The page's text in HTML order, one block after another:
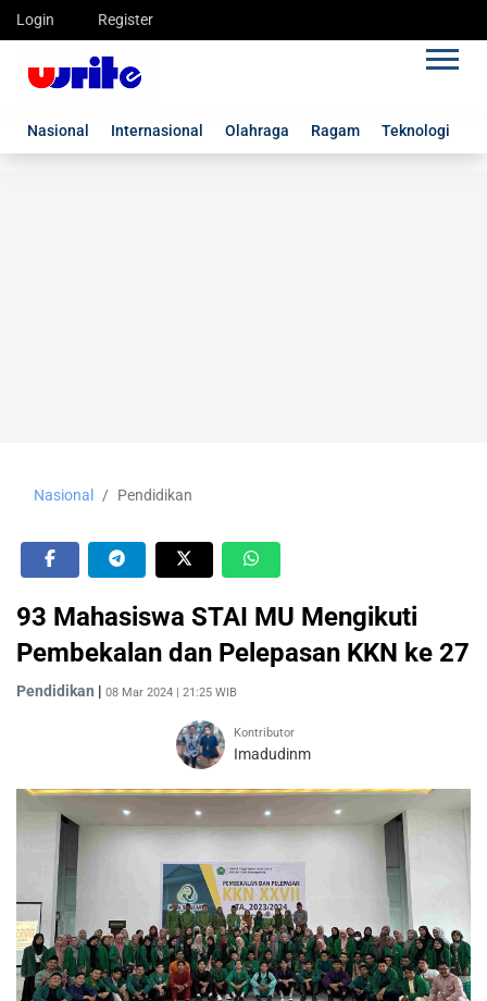
Login Register
Nasional Internasional Olahraga Ragam Teknologi
Nasional Pendidikan
93 Mahasiswa STAI MU Mengikuti
Pembekalan dan Pelepasan KKN ke 27
Pendidikan | 08 Mar 2024 | 21:25 WIB
Kontributor
Imadudinm